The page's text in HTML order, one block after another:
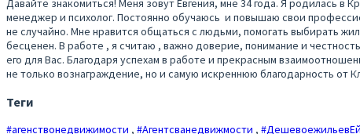
Давайте знакомиться! Меня зовут Евгения, мне 34 года. Я родилась
менеджер и психолог. Постоянно обучаюсь и повышаю свои
не случайно. Мне нравится общаться с людьми, помогать выбирать
бесценен. В работе , я считаю , важно доверие, понимание и
его для Вас. Благодаря успехам в работе и прекрасным
не только вознаграждение, но и самую искреннюю благодарность от
Теги
#агенствонедвижимости , #Агентсванедвижмости ,